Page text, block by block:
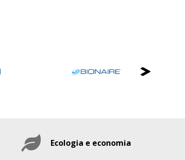
Ecologia e economia